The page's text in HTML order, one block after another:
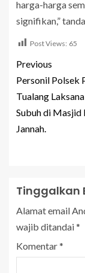
harga-harga
signifikan,”
Post Views: 65
Previous
Personil Polsek
Tualang
Subuh di Masjid
Jannah.
Tinggalkan
Alamat email
wajib ditandai*
Komentar*